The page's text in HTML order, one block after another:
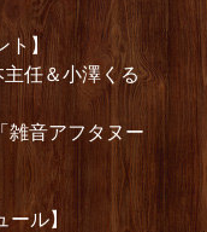
ト】
任＆小澤くる
音アフタヌー
ール】